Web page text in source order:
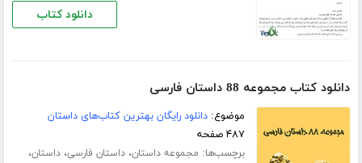
دانلود کتاب
دانلود کتاب مجموعه 88 داستان فارسی
موضوع:دانلود رایگان بهترین کتاب‌های داستان
۴۸۷ صفحه
برچسب‌ها: مجموعه داستان،داستان فارسی،داستان،